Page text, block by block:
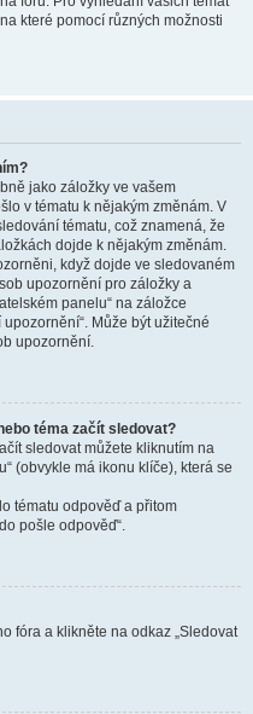
které pomocí různých možnosti
jako záložky ve vašem
v tématu k nějakým změnám. V
tématu, což znamená, že
dojde k nějakým změnám.
když dojde ve sledovaném
upozornění pro záložky a
panelu“ na záložce
Může být užitečné
upozornění.
téma začít sledovat?
sledovat můžete kliknutím na
(obvykle má ikonu klíče), která se
tématu odpověď a přitom
pošle odpověď“.
fóra a klikněte na odkaz „Sledovat